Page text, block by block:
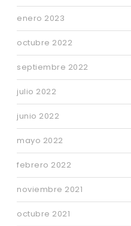
enero 2023
octubre 2022
septiembre 2022
julio 2022
junio 2022
mayo 2022
febrero 2022
noviembre 2021
octubre 2021